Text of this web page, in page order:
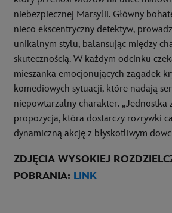
niebezpiecznej Marsylii. Główny
nieco ekscentryczny detektyw,
unikalnym stylu, balansując między
skutecznością. W każdym odcinku
mieszanka emocjonujących zagadek
komediowych sytuacji, które nadają
niepowtarzalny charakter. „Jednostka
propozycja, która dostarczy rozrywki
dynamiczną akcję z błyskotliwym
ZDJĘCIA WYSOKIEJ
POBRANIA: LINK